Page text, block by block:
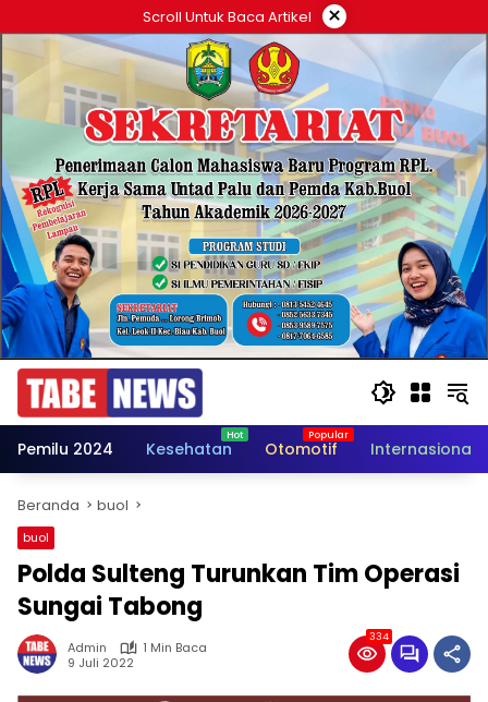
ke
konten
Scroll Untuk Baca Artikel ×
Pemilu 2024 Kesehatan Otomotif Internasional
Beranda buol
buol
Polda Sulteng Turunkan Tim Operasi
Sungai Tabong
Admin
1 Min Baca
9 Juli 2022
334